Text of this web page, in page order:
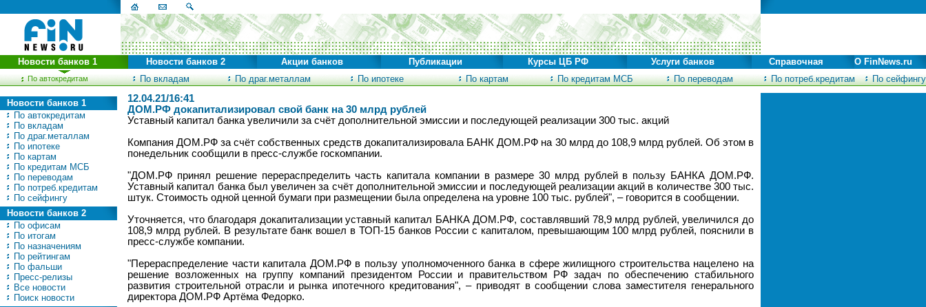
По автокредитам По вкладам По драг.металлам По ипотеке По картам По кредитам МСБ По переводам По потреб.кредитам По сейфингу
Новости банков 1 Новости банков 2 Акции банков Публикации Курсы ЦБ РФ Услуги банков Справочная О FinNews.ru
Новости банков 1
По автокредитам
По вкладам
По драг.металлам
По ипотеке
По картам
По кредитам МСБ
По переводам
По потреб.кредитам
По сейфингу
Новости банков 2
По офисам
По итогам
По назначениям
По рейтингам
По фальши
Пресс-релизы
Все новости
Поиск новости
12.04.21/16:41
ДОМ.РФ докапитализировал свой банк на 30 млрд рублей
Уставный капитал банка увеличили за счёт дополнительной эмиссии и последующей реализации 300 тыс. акций
Компания ДОМ.РФ за счёт собственных средств докапитализировала БАНК ДОМ.РФ на 30 млрд до 108,9 млрд рублей. Об этом в
понедельник сообщили в пресс-службе госкомпании.
"ДОМ.РФ принял решение перераспределить часть капитала компании в размере 30 млрд рублей в пользу БАНКА ДОМ.РФ.
Уставный капитал банка был увеличен за счёт дополнительной эмиссии и последующей реализации акций в количестве 300 тыс.
штук. Стоимость одной ценной бумаги при размещении была определена на уровне 100 тыс. рублей", – говорится в сообщении.
Уточняется, что благодаря докапитализации уставный капитал БАНКА ДОМ.РФ, составлявший 78,9 млрд рублей, увеличился до
108,9 млрд рублей. В результате банк вошел в ТОП-15 банков России с капиталом, превышающим 100 млрд рублей, пояснили в
пресс-службе компании.
"Перераспределение части капитала ДОМ.РФ в пользу уполномоченного банка в сфере жилищного строительства нацелено на
решение возложенных на группу компаний президентом России и правительством РФ задач по обеспечению стабильного
развития строительной отрасли и рынка ипотечного кредитования", – приводят в сообщении слова заместителя генерального
директора ДОМ.РФ Артёма Федорко.